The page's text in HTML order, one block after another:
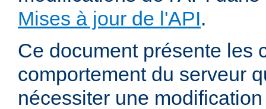
Mises à jour de l'API.
Ce document présente les
comportement du serveur
nécessiter une